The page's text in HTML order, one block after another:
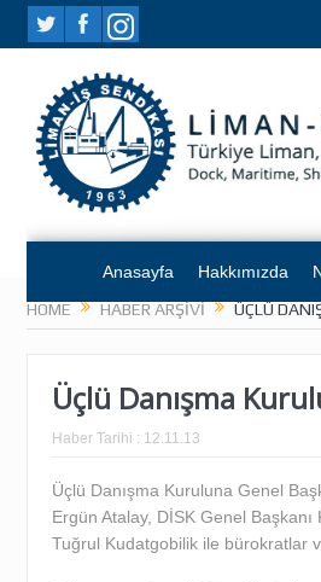
Anasayfa Hakkımızda
HOME
HABER ARŞIVI ÜÇLÜ
Üçlü Danışma
Haber Tarihi : 12.11.13
Üçlü Danışma Kuruluna Genel
Ergün Atalay, DİSK Genel Başkanı
Tuğrul Kudatgobilik ile bürokratlar